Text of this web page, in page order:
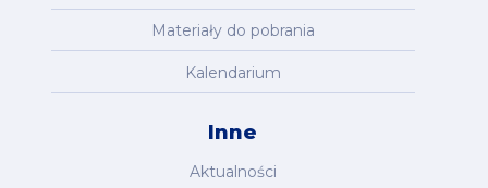
Materiały do pobrania
Kalendarium
Inne
Aktualności